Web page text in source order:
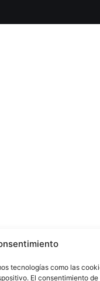
tecnologías como las
El consentimiento de